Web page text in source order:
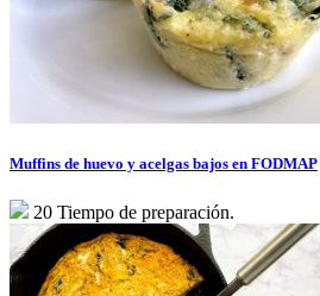
Muffins de huevo y acelgas bajos en FODMAP
20 Tiempo de preparación.